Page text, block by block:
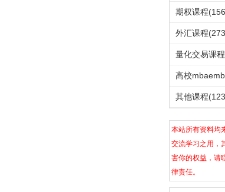
期权课程
外汇课程
量化交易课
高校
其他课程
本站所有资料均
交流学习之用，
害你的权益，请
律责任。